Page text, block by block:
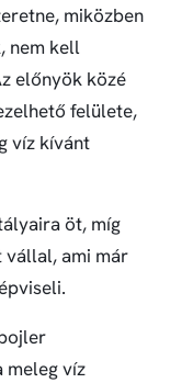
miközben
nem kell
előnyök közé
felülete,
víz kívánt
öt, míg
vállal, ami már
meleg víz